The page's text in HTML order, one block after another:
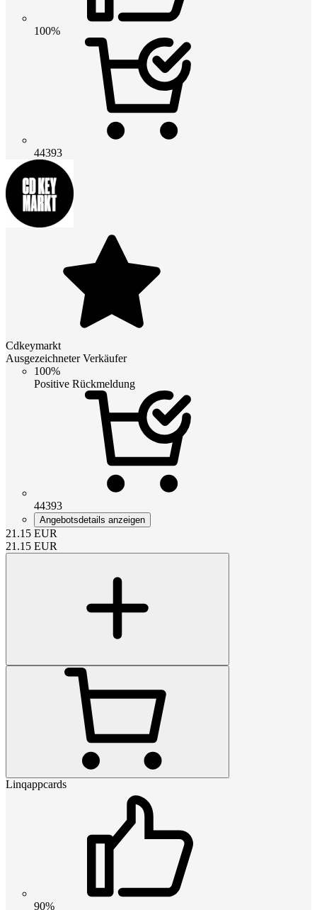
100%
44393
Cdkeymarkt
Ausgezeichneter Verkäufer
100%
Positive Rückmeldung
44393
Angebotsdetails anzeigen
21.15 EUR
21.15 EUR
Linqappcards
90%